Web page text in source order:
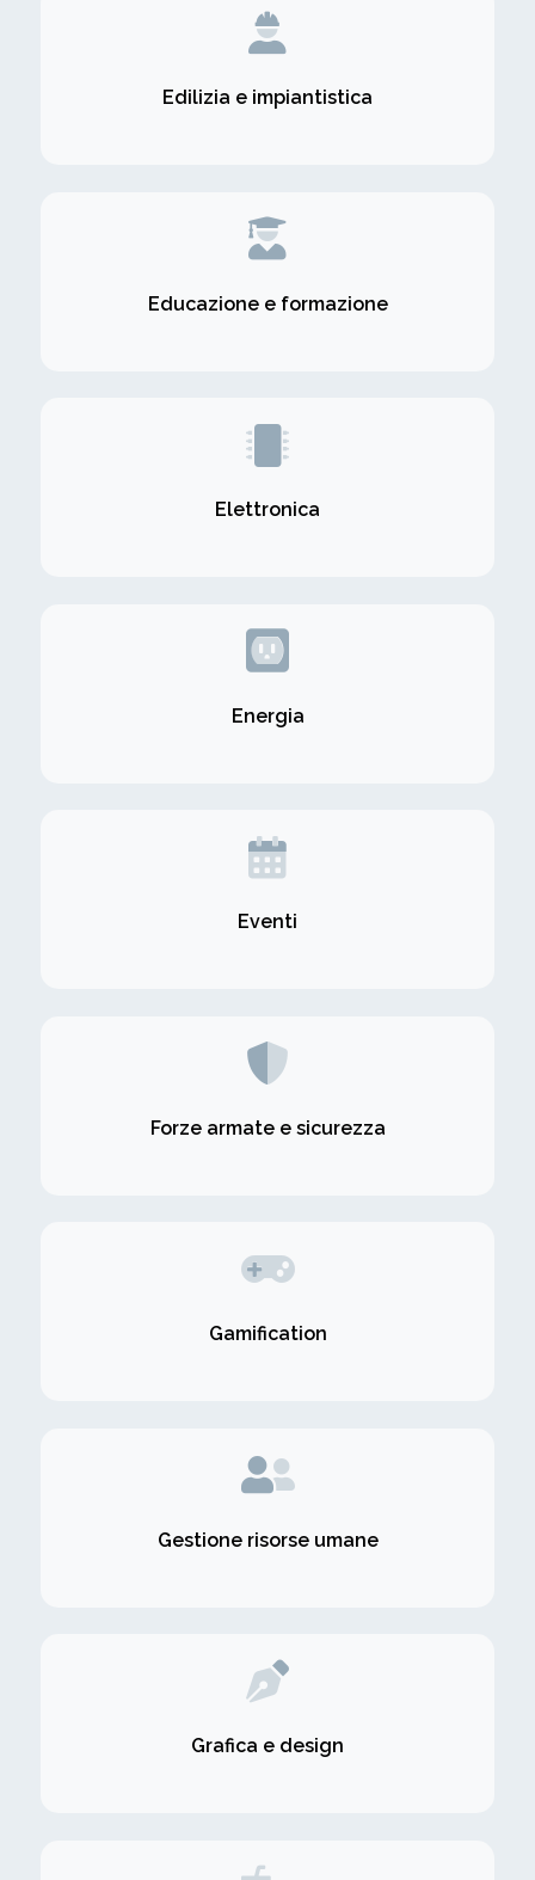
Edilizia e impiantistica
Educazione e formazione
Elettronica
Energia
Eventi
Forze armate e sicurezza
Gamification
Gestione risorse umane
Grafica e design